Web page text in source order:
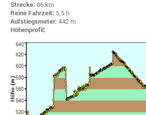
Strecke: 86 km
Reine Fahrzeit: 5,5 h
Aufstiegsmeter: 442 m
Höhenprofil: